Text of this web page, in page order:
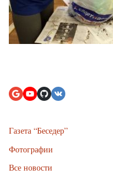
Газета “Беседер”
Фотографии
Все новости